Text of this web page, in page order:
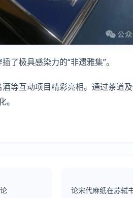
了极具感染力的“非遗雅集”。
等互动项目精彩亮相。通过茶道
。
论宋代麻纸在苏轼